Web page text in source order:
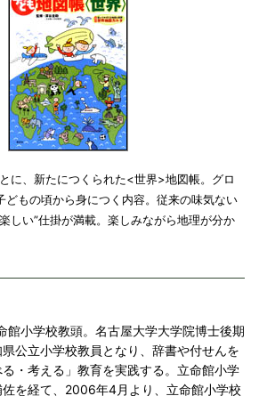
に、新たにつくられた<世界>地図帳。グロ
どもの頃から身につく内容。従来の味気ない
しい”仕掛が満載。楽しみながら地理が分か
館小学校教頭。名古屋大学大学院博士後期
公立小学校教員となり、辞書や付せんを
・考える」教育を実践する。立命館小学
を経て、2006年4月より、立命館小学校